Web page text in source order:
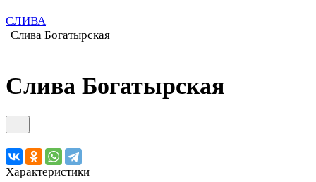
СЛИВА
Слива Богатырская
Слива Богатырская
Характеристики